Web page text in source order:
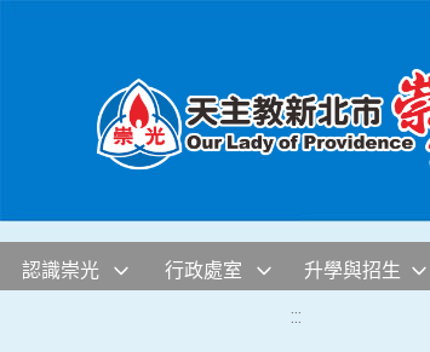
認識崇光 行政處室 升學與招生
:::